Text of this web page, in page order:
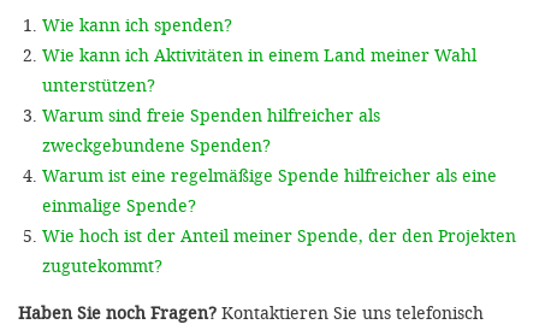
Wie kann ich spenden?
Wie kann ich Aktivitäten in einem Land meiner Wahl
unterstützen?
Warum sind freie Spenden hilfreicher als
zweckgebundene Spenden?
Warum ist eine regelmäßige Spende hilfreicher als eine
einmalige Spende?
Wie hoch ist der Anteil meiner Spende, der den Projekten
zugutekommt?
Haben Sie noch Fragen? Kontaktieren Sie uns telefonisch